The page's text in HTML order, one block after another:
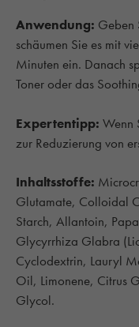
Anwendung: Geben
schäumen Sie es mit
Minuten ein. Danach
Toner oder das
Expertentipp: Wenn
zur Reduzierung von
Inhaltsstoffe:
Glutamate, Colloidal
Starch, Allantoin,
Glycyrrhiza Glabra
Cyclodextrin, Lauryl
Oil, Limonene, Citrus
Glycol.